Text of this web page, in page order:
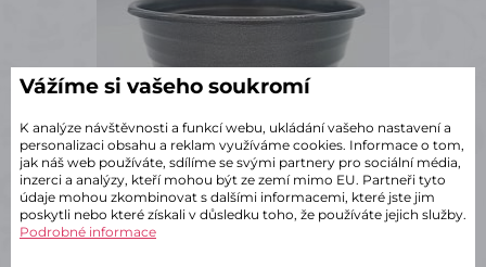
✔ Skladem – odeslání do 2 dnů
Vážíme si vašeho soukromí
K analýze návštěvnosti a funkcí webu, ukládání vašeho nastavení a
personalizaci obsahu a reklam využíváme cookies. Informace o tom,
jak náš web používáte, sdílíme se svými partnery pro sociální média,
inzerci a analýzy, kteří mohou být ze zemí mimo EU. Partneři tyto
údaje mohou zkombinovat s dalšími informacemi, které jste jim
poskytli nebo které získali v důsledku toho, že používáte jejich služby.
Podrobné informace